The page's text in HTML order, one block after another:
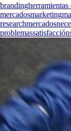
branding
mercadosmarketing
researchmercados
problemassatisfacción